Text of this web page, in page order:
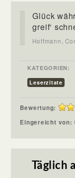
Glück
greif‘
Hoffmann,
KATEGORIEN:
Leserzitate
Bewertung:
Eingereicht von: